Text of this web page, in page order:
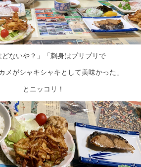
どないや？」「刺身はプリプリで
メがシャキシャキとして美味かった」
とニッコリ！